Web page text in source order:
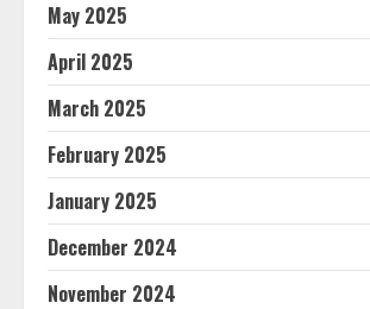
May 2025
April 2025
March 2025
February 2025
January 2025
December 2024
November 2024